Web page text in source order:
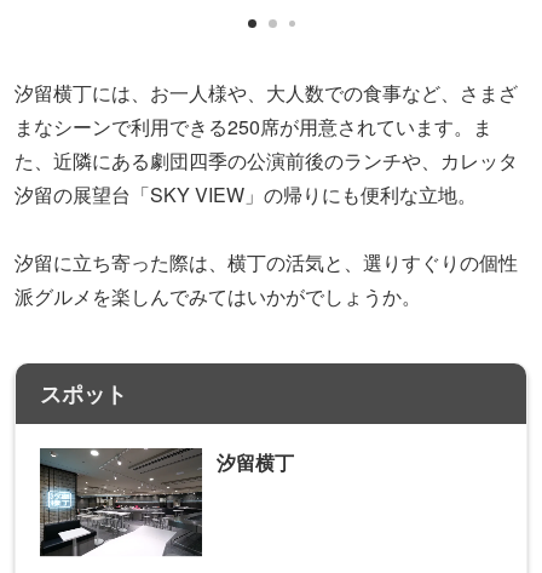
汐留横丁には、お一人様や、大人数での食事など、さまざ
まなシーンで利用できる250席が用意されています。ま
た、近隣にある劇団四季の公演前後のランチや、カレッタ
汐留の展望台「SKY VIEW」の帰りにも便利な立地。
汐留に立ち寄った際は、横丁の活気と、選りすぐりの個性
派グルメを楽しんでみてはいかがでしょうか。
スポット
汐留横丁